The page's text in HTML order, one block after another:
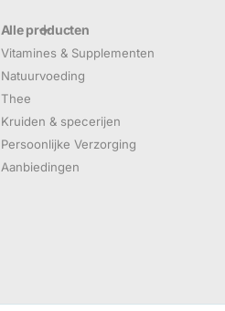
Alle producten
Vitamines & Supplementen
Natuurvoeding
Thee
Kruiden & specerijen
Persoonlijke Verzorging
Aanbiedingen